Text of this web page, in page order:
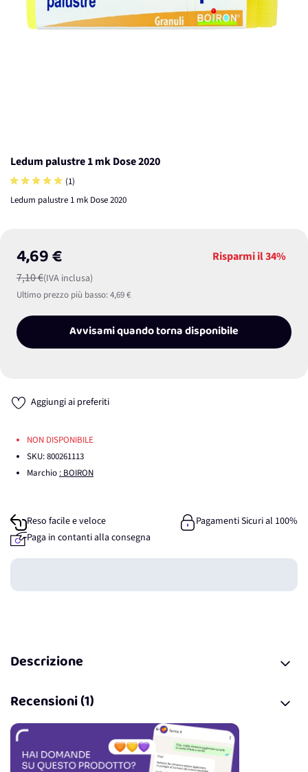
Ledum palustre 1 mk Dose 2020
(1)
Ledum palustre 1 mk Dose 2020
4,69 €
7,10 €(IVA inclusa)
Risparmi il34%
Ultimo prezzo più basso:4,69 €
Avvisami quando torna disponibile
Aggiungi ai preferiti
NON DISPONIBILE
SKU:800261113
Marchio : BOIRON
Reso facile e veloce
Pagamenti Sicuri al 100%
Paga in contanti alla consegna
Guadagna
Descrizione
Recensioni (1)